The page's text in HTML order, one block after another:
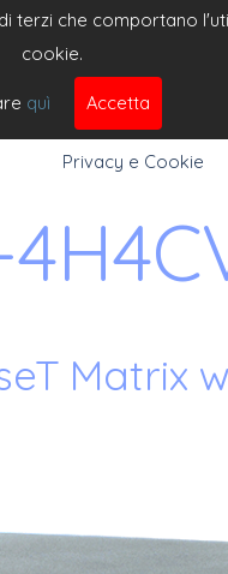
che comportano
cookie.
quì Accetta
Privacy e Cookie
Matrix